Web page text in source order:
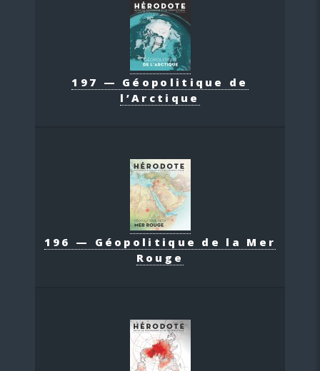
197 — Géopolitique de
l’Arctique
196 — Géopolitique de la Mer
Rouge